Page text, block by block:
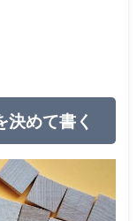
めて書く